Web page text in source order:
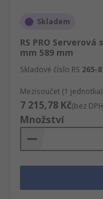
Skladem
RS PRO
mm 589 mm
Skladové číslo RS 265-
Mezisoučet (1 jednotka)
7 215,78 Kč(bez
Množství